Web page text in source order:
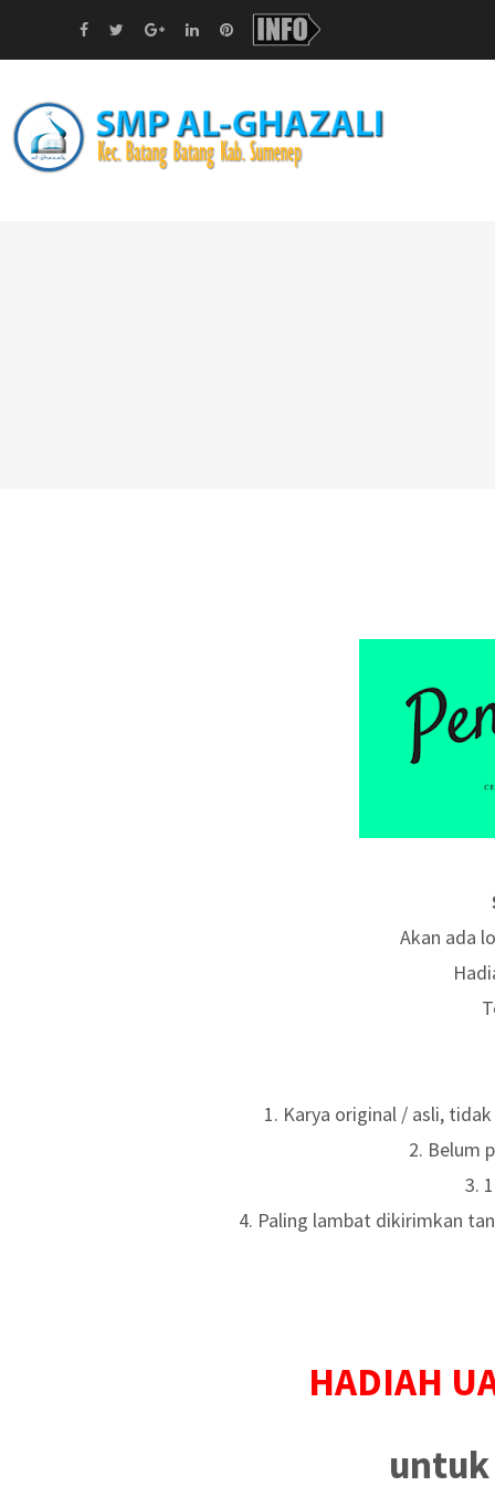
Akan ada
1. Karya original / asli,
2. Belum
3.
4. Paling lambat dikirimkan
HADIAH